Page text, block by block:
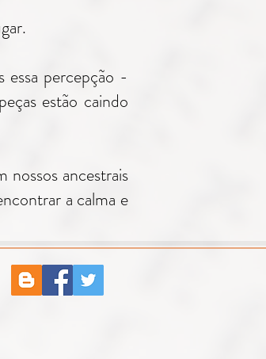
essa percepção -
estão caindo
nossos ancestrais
a calma e